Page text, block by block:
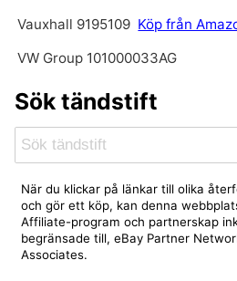
Vauxhall 9195109 Köp från
VW Group 101000033AG
Sök tändstift
När du klickar på länkar till olika
och gör ett köp, kan denna
Affiliate-program och partnerskap
begränsade till, eBay Partner
Associates.